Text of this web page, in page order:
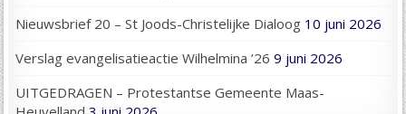
Nieuwsbrief 20 – St Joods-Christelijke Dialoog 10 juni 2026
Verslag evangelisatieactie Wilhelmina ’26 9 juni 2026
UITGEDRAGEN – Protestantse Gemeente Maas-